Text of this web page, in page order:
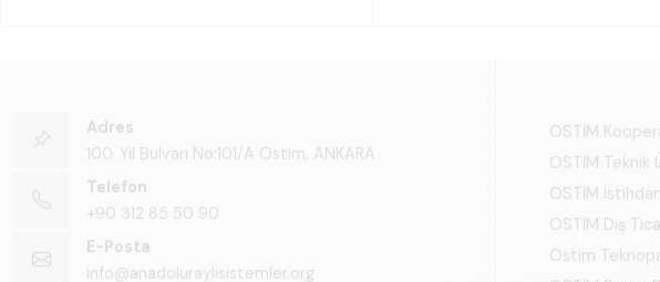
Adres
100. Yıl Bulvarı No:101/A Ostim, ANKARA
Telefon
+90 312 85 50 90
E-Posta
info@anadoluraylisistemler.org
OSTİM
OSTİM Teknik
OSTİM
OSTİM Dış
Ostim